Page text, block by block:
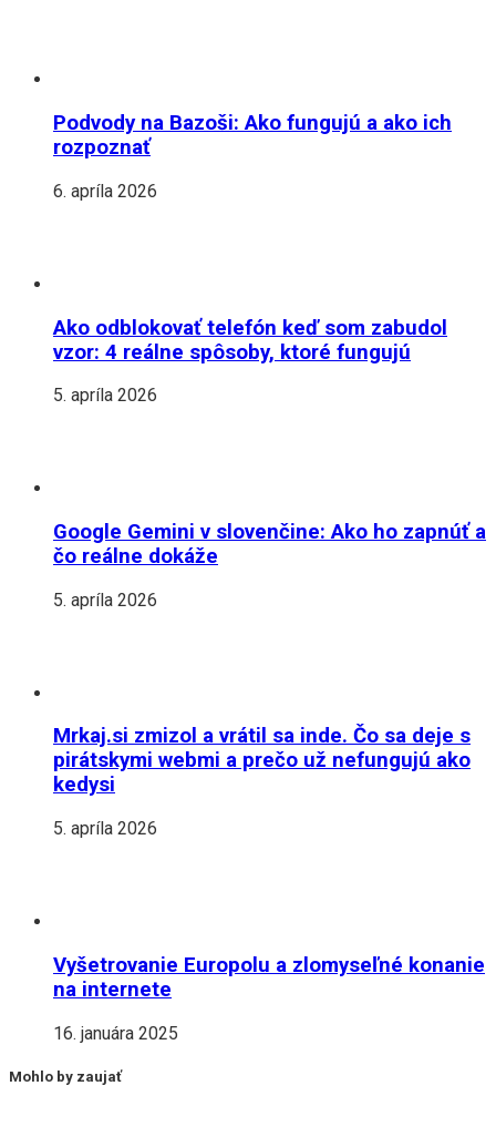
Podvody na Bazoši: Ako fungujú a ako ich
rozpoznať
6. apríla 2026
Ako odblokovať telefón keď som zabudol
vzor: 4 reálne spôsoby, ktoré fungujú
5. apríla 2026
Google Gemini v slovenčine: Ako ho zapnúť a
čo reálne dokáže
5. apríla 2026
Mrkaj.si zmizol a vrátil sa inde. Čo sa deje s
pirátskymi webmi a prečo už nefungujú ako
kedysi
5. apríla 2026
Vyšetrovanie Europolu a zlomyseľné konanie
na internete
16. januára 2025
Mohlo by zaujať